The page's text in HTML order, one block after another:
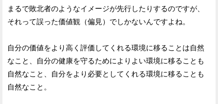
まるで敗北者のようなイメージが先行したりするのですが、
それって誤った価値観（偏見）でしかないんですよね。
自分の価値をより高く評価してくれる環境に移ることは自然
なこと、自分の健康を守るためによりよい環境に移ることも
自然なこと、自分をより必要としてくれる環境に移ることも
自然なこと。